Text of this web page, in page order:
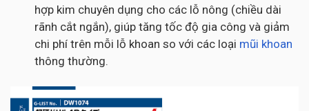
hợp kim chuyên dụng cho các lỗ nông (chiều dài
rãnh cắt ngắn), giúp tăng tốc độ gia công và giảm
chi phí trên mỗi lỗ khoan so với các loại mũi khoan
thông thường.